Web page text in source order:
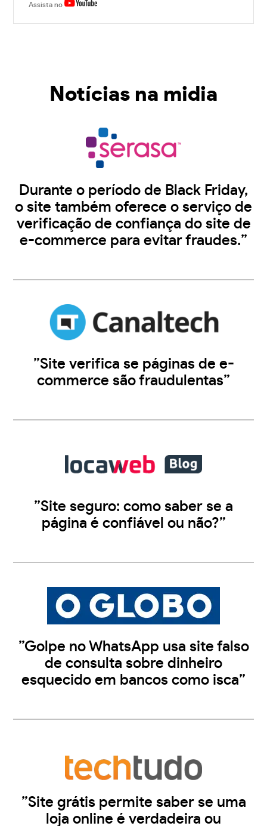
Assista no
Notícias na midia
Durante o período de Black Friday,
o site também oferece o serviço de
verificação de confiança do site de
e-commerce para evitar fraudes.”
”Site verifica se páginas de e-
commerce são fraudulentas”
”Site seguro: como saber se a
página é confiável ou não?”
”Golpe no WhatsApp usa site falso
de consulta sobre dinheiro
esquecido em bancos como isca”
”Site grátis permite saber se uma
loja online é verdadeira ou